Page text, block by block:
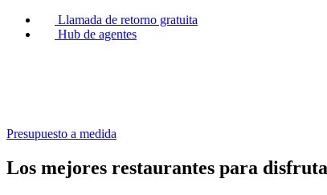
Llamada de retorno gratuita
Hub de agentes
Presupuesto a medida
Los mejores restaurantes para